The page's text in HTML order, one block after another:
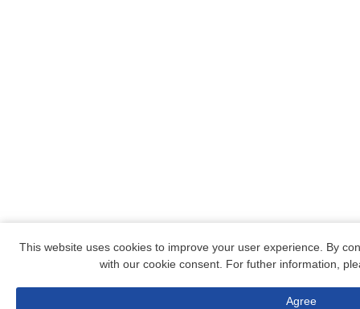
電話予約
This website uses cookies to improve your user experience. By
with our cookie consent. For futher information,
Agree